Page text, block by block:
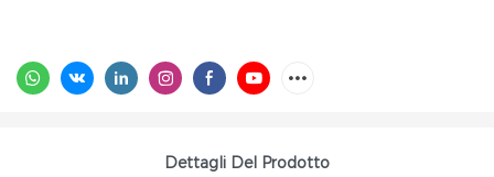
Dettagli Del Prodotto